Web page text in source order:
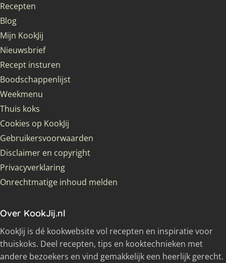
Recepten
Blog
Mijn KookJij
Nieuwsbrief
Recept insturen
Boodschappenlijst
Weekmenu
Thuis koks
Cookies op KookJij
Gebruikersvoorwaarden
Disclaimer en copyright
Privacyverklaring
Onrechtmatige inhoud melden
Over KookJij.nl
KookJij is dé kookwebsite vol recepten en inspiratie voor
thuiskoks. Deel recepten, tips en kooktechnieken met
andere bezoekers en vind gemakkelijk een heerlijk gerecht.